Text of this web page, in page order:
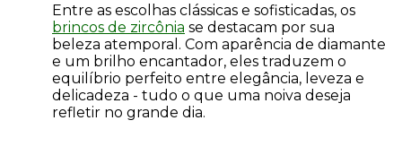
Entre as escolhas clássicas e sofisticadas, os
brincos de zircônia se destacam por sua
beleza atemporal. Com aparência de diamante
e um brilho encantador, eles traduzem o
equilíbrio perfeito entre elegância, leveza e
delicadeza - tudo o que uma noiva deseja
refletir no grande dia.